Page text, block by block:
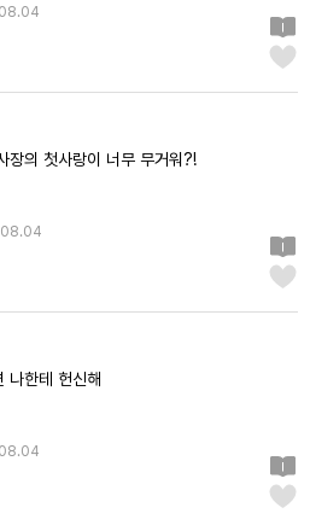
장의 첫사랑이 너무 무거워?!
나한테 헌신해